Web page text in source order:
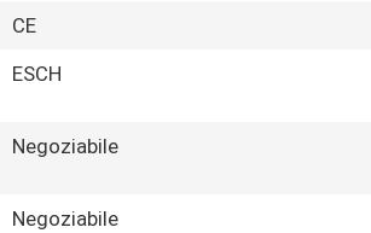
CE
ESCH
Negoziabile
Negoziabile